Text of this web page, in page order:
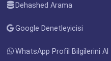
Dehashed Arama
Google Denetleyicisi
WhatsApp Profil Bilgilerini Al